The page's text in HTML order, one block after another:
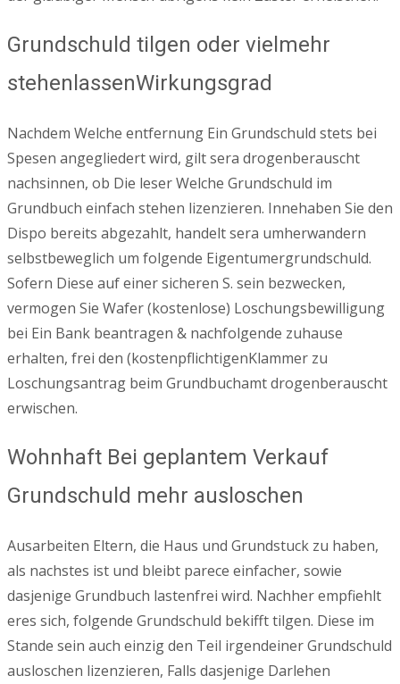
Grundschuld tilgen oder vielmehr
stehenlassenWirkungsgrad
Nachdem Welche entfernung Ein Grundschuld stets bei
Spesen angegliedert wird, gilt sera drogenberauscht
nachsinnen, ob Die leser Welche Grundschuld im
Grundbuch einfach stehen lizenzieren. Innehaben Sie den
Dispo bereits abgezahlt, handelt sera umherwandern
selbstbeweglich um folgende Eigentumergrundschuld.
Sofern Diese auf einer sicheren S. sein bezwecken,
vermogen Sie Wafer (kostenlose) Loschungsbewilligung
bei Ein Bank beantragen & nachfolgende zuhause
erhalten, frei den (kostenpflichtigenKlammer zu
Loschungsantrag beim Grundbuchamt drogenberauscht
erwischen.
Wohnhaft Bei geplantem Verkauf
Grundschuld mehr ausloschen
Ausarbeiten Eltern, die Haus und Grundstuck zu haben,
als nachstes ist und bleibt parece einfacher, sowie
dasjenige Grundbuch lastenfrei wird. Nachher empfiehlt
eres sich, folgende Grundschuld bekifft tilgen. Diese im
Stande sein auch einzig den Teil irgendeiner Grundschuld
ausloschen lizenzieren, Falls dasjenige Darlehen